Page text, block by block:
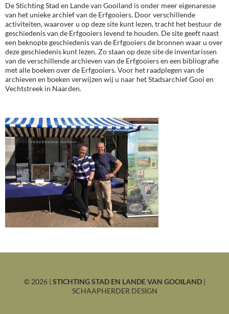
De Stichting Stad en Lande van Gooiland is onder meer eigenaresse
van het unieke archief van de Erfgooiers. Door verschillende
activiteiten, waarover u op deze site kunt lezen, tracht het bestuur de
geschiedenis van de Erfgooiers levend te houden. De site geeft naast
een beknopte geschiedenis van de Erfgooiers de bronnen waar u over
deze geschiedenis kunt lezen. Zo staan op deze site de inventarissen
van de verschillende archieven van de Erfgooiers en een bibliografie
met alle boeken over de Erfgooiers. Voor het raadplegen van de
archieven en boeken verwijzen wij u naar het Stadsarchief Gooi en
Vechtstreek in Naarden.
©2026 | STICHTING STAD EN LANDE VAN GOOILAND|
SCHAAPHERDER DESIGN